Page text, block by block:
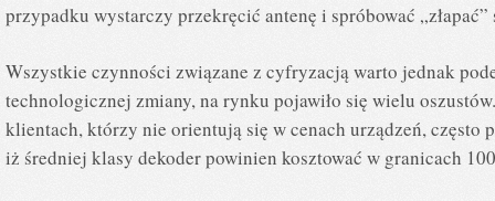
przypadku wystarczy przekręcić antenę i spróbować
Wszystkie czynności związane z cyfryzacją warto jednak
technologicznej zmiany, na rynku pojawiło się wielu
klientach, którzy nie orientują się w cenach urządzeń, często
iż średniej klasy dekoder powinien kosztować w granicach